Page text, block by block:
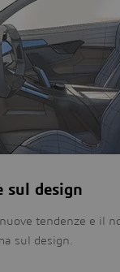
sul design
tendenze e il
sul design.